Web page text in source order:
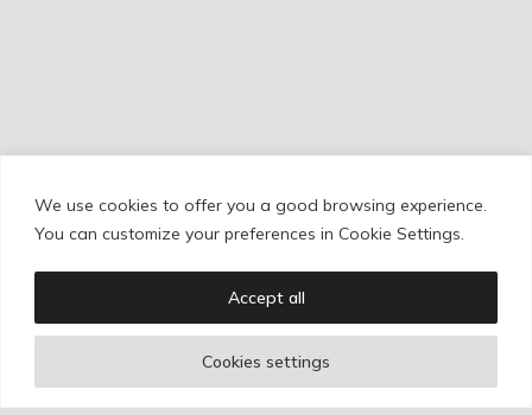
We use cookies to offer you a good browsing experience.
You can customize your preferences in Cookie Settings.
Cookies settings
Accept all
Cookie Policy/Privacy Policy /Legal Warning
Copyright © Ignacio Aguilar
Web development byBonzo Estudio